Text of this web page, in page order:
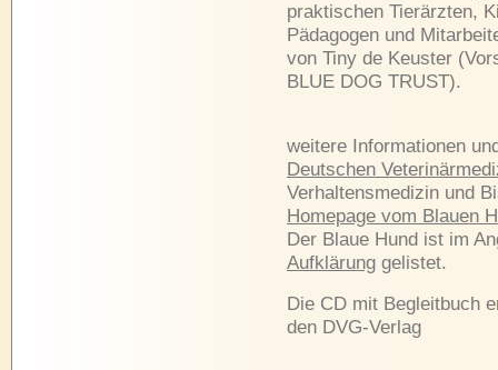
praktischen Tierärzten,
Pädagogen und
von Tiny de Keuster
BLUE DOG TRUST).
weitere Informationen
Deutschen
Verhaltensmedizin und
Homepage vom Blauen
Der Blaue Hund ist im
Aufklärung gelistet.
Die CD mit Begleitbuch
den DVG-Verlag